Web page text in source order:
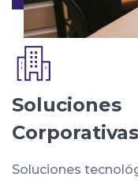
Soluciones
Corporativas
Soluciones